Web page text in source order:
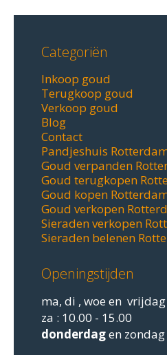
Categoriën
Inkoop goud
Terugkoop goud
Verkoop goud
Blog
Contact
Pandjeshuis
Goud verpanden
Goud terugkopen
Goud kopen
Goud verkopen
Sieraden verkopen
Sieraden belenen
Openingstijden
ma, di , woe en
za : 10.00 - 15.00
donderdagen